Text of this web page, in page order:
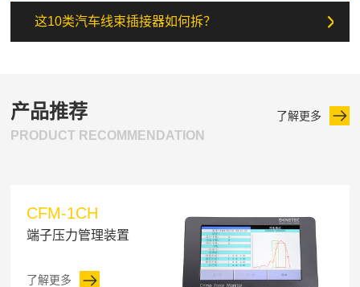
这10类汽车线束插接器如何拆？
产品推荐
PRODUCT RECOMMENDATION
了解更多
CFM-1CH
端子压力管理装置
了解更多